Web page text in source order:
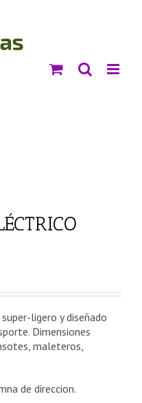
ligero y diseñado
Dimensiones
maleteros,
de direccion.